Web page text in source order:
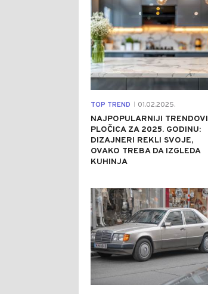
TOP TREND 01.02.2025.
NAJPOPULARNIJI TRENDOVI
PLOČICA ZA 2025. GODINU:
DIZAJNERI REKLI SVOJE,
OVAKO TREBA DA IZGLEDA
KUHINJA